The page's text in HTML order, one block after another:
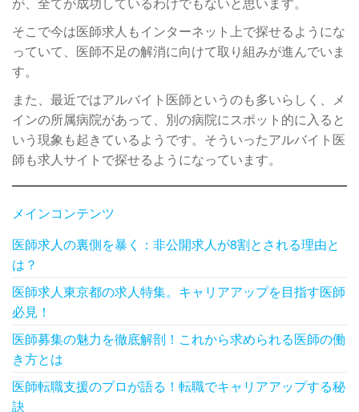
そこで今は医師求人もインターネット上で探せるようにな
っていて、医師不足の解消に向けて取り組みが進んでいま
す。
また、最近ではアルバイト医師というのも多いらしく、メ
インの所属病院があって、別の病院にスポット的に入ると
いう現象も起きているようです。そういったアルバイト医
師も求人サイトで探せるようになっています。
メインコンテンツ
医師求人の裏側を暴く：非公開求人が8割とされる理由と
は？
医師求人東京都の求人特集。キャリアアップを目指す医師
必見！
医師募集の魅力を徹底解剖！これから求められる医師の働
き方とは
医師転職支援のプロが語る！転職でキャリアアップする秘
訣